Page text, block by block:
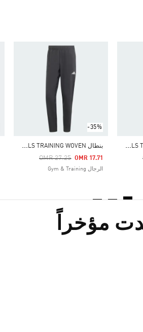
ب
نطال TRAIN ESSENTIALS TRAINING WOVEN
Price To
-35%
ب
نطال TRAIN ESSENTIALS TRAINING WOVEN
Price Reduced From
OMR 27.25
To OMR 17.71
الرجال Gym & Training
مؤخراً